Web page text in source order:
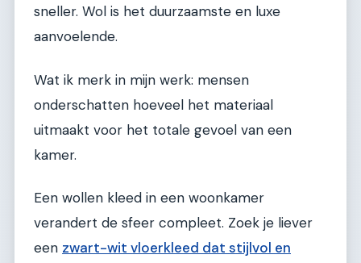
sneller. Wol is het duurzaamste en luxe
aanvoelende.
Wat ik merk in mijn werk: mensen
onderschatten hoeveel het materiaal
uitmaakt voor het totale gevoel van een
kamer.
Een wollen kleed in een woonkamer
verandert de sfeer compleet. Zoek je liever
een zwart-wit vloerkleed dat stijlvol en